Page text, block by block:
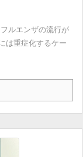
ルエンザの流行が
は重症化するケー